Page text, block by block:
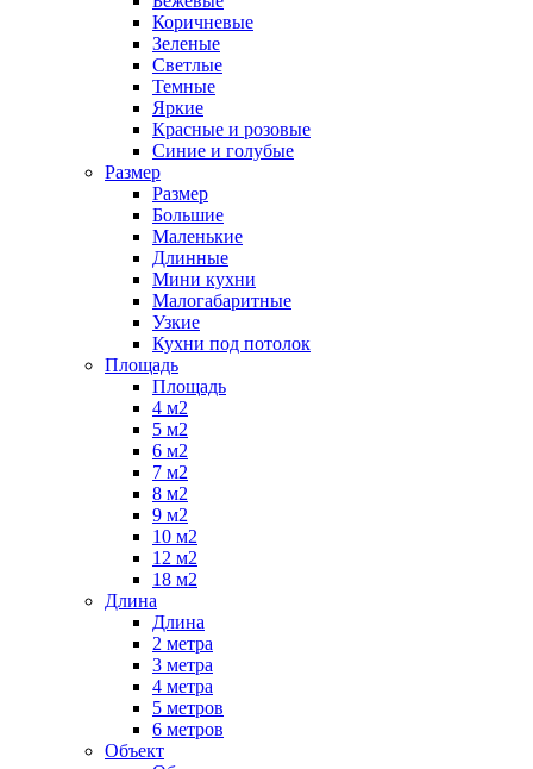
Коричневые
Зеленые
Светлые
Темные
Яркие
Красные и розовые
Синие и голубые
Размер
Размер
Большие
Маленькие
Длинные
Мини кухни
Малогабаритные
Узкие
Кухни под потолок
Площадь
Площадь
4 м2
5 м2
6 м2
7 м2
8 м2
9 м2
10 м2
12 м2
18 м2
Длина
Длина
2 метра
3 метра
4 метра
5 метров
6 метров
Объект